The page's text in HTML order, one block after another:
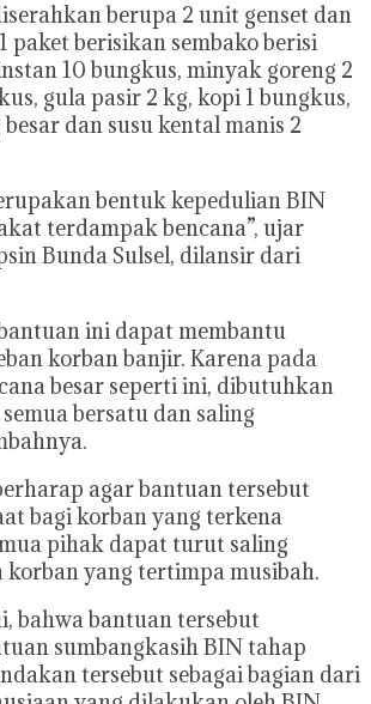
berupa 2 unit genset dan
paket berisikan sembako berisi
10 bungkus, minyak goreng 2
gula pasir 2 kg, kopi 1 bungkus,
dan susu kental manis 2
bentuk kepedulian BIN
terdampak bencana”, ujar
Bunda Sulsel, dilansir dari
ini dapat membantu
korban banjir. Karena pada
besar seperti ini, dibutuhkan
bersatu dan saling
agar bantuan tersebut
bagi korban yang terkena
pihak dapat turut saling
korban yang tertimpa musibah.
bahwa bantuan tersebut
sumbangkasih BIN tahap
tersebut sebagai bagian dari